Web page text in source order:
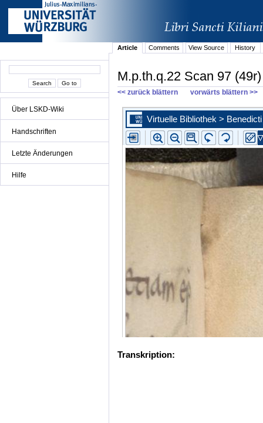
Über LSKD-Wiki
Handschriften
Letzte Änderungen
Hilfe
Article Comments View Source History
M.p.th.q.22 Scan 97 (49r)
<< zurück blättern vorwärts blättern >>
Transkription: